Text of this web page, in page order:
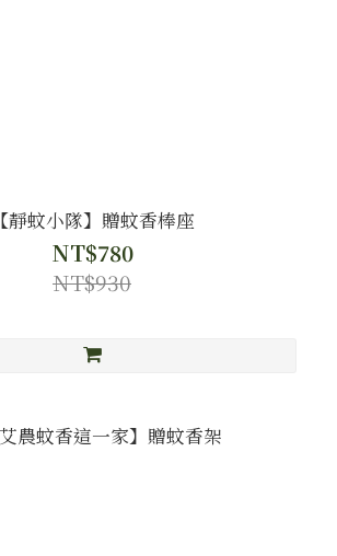
【靜蚊小隊】贈蚊香棒座
NT$780
NT$930